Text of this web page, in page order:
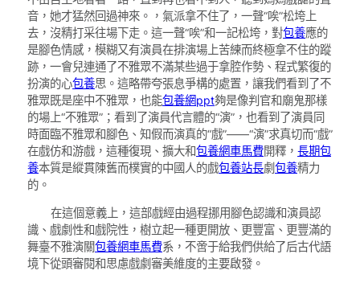
音，她才猛然回過神來。，氣派拿不住了，一聲“唉”松垮上
去，沒精打采往場下走。這一聲“唉”和一記松垮，對包養應的
是腳色情感，模糊又有演員在排演場上苦練而終極拿不住的蹤
跡，一會兒連通了不雅眾不滿某些過于拿腔作勢、程式繁復的
扮演的心包養思。這略帶夸張息爭構的處置，讓我們看到了不
雅眾既是座中不雅眾，也能包養網ppt夠是像判官和廟鬼那樣
的場上“不雅眾”；看到了演員代言體的“演”，也看到了演員同
時面臨不雅眾和腳色、知假而演真的“戲”——“演”求真切而“戲”
在戲仿和游戲，這種復現、擴大和包養網車馬費開釋， 長期包
養本質是縱貫陳舊而樸實的中國人的戲包養站長劇包養精力
的。
在這個意義上，這部戲經由過程挪用腳色認識和演員認
識、戲劇性和戲院性，樹立起一種更開放、更豐富、更豐滿的
舞臺不雅演關包養網車馬費系，不啻于給我們供給了后古代語
境下從頭審閱和思慮戲劇審美維度的主要啟發。